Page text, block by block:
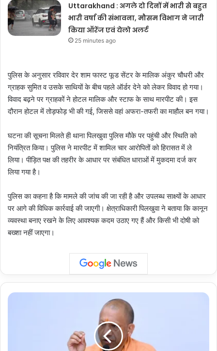
Uttarakhand : अगले दो दिनों में भारी से बहुत
भारी वर्षा की संभावना, मौसम विभाग ने जारी
किया ऑरेंज एवं येलो अलर्ट
25 minutes ago
पुलिस के अनुसार रविवार देर शाम फास्ट फूड सेंटर के मालिक अंकुर चौधरी और
ग्राहक सुमित व उसके साथियों के बीच पहले ऑर्डर देने को लेकर विवाद हो गया।
विवाद बढ़ने पर ग्राहकों ने होटल मालिक और स्टाफ के साथ मारपीट की। इस
दौरान होटल में तोड़फोड़ भी की गई, जिससे वहां अफरा-तफरी का माहौल बन गया।
घटना की सूचना मिलते ही थाना पिलखुवा पुलिस मौके पर पहुंची और स्थिति को
नियंत्रित किया। पुलिस ने मारपीट में शामिल चार आरोपितों को हिरासत में ले
लिया। पीड़ित पक्ष की तहरीर के आधार पर संबंधित धाराओं में मुकदमा दर्ज कर
लिया गया है।
पुलिस का कहना है कि मामले की जांच की जा रही है और उपलब्ध साक्ष्यों के आधार
पर आगे की विधिक कार्रवाई की जाएगी। क्षेत्राधिकारी पिलखुवा ने बताया कि कानून
व्यवस्था बनाए रखने के लिए आवश्यक कदम उठाए गए हैं और किसी भी दोषी को
बख्शा नहीं जाएगा।
Uttar